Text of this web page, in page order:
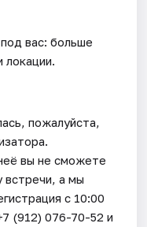
вас: больше
локации.
пожалуйста,
вы не сможете
встречи, а мы
с 10:00
(912) 076-70-52 и